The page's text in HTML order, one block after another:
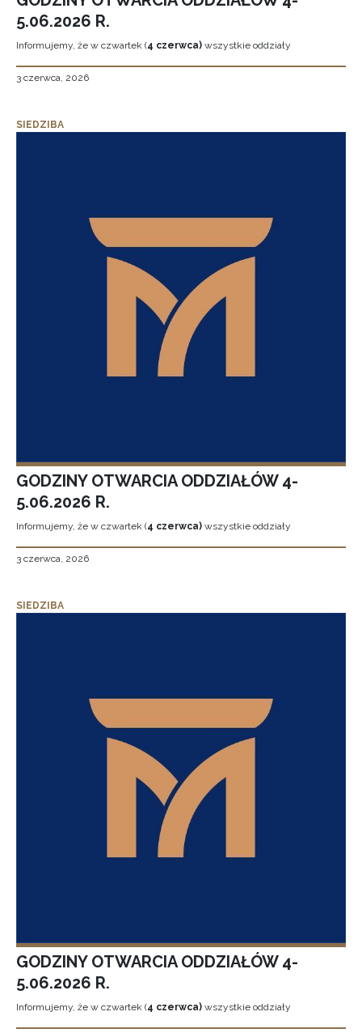
5.06.2026 R.
Informujemy, że w czwartek (4 czerwca) wszystkie oddziały
3 czerwca, 2026
SIEDZIBA
GODZINY OTWARCIA ODDZIAŁÓW 4-
5.06.2026 R.
Informujemy, że w czwartek (4 czerwca) wszystkie oddziały
3 czerwca, 2026
SIEDZIBA
GODZINY OTWARCIA ODDZIAŁÓW 4-
5.06.2026 R.
Informujemy, że w czwartek (4 czerwca) wszystkie oddziały